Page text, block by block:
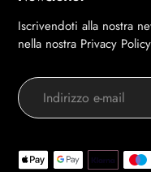
Iscrivendoti alla nostra
nella nostra Privacy
Modalità